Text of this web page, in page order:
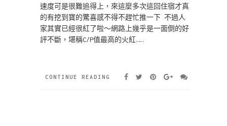
速度可是很難追得上，來這麼多次這回住宿才真
的有挖到寶的驚喜感不得不趕忙推一下 不過人
家其實已經很紅了啦～網路上幾乎是一面倒的好
評不斷，堪稱C/P值最高的火紅……
CONTINUE READING